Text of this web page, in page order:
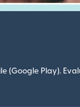
(Google Play).